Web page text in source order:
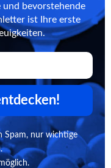
bevorstehende
ist Ihre erste
Spam, nur wichtige